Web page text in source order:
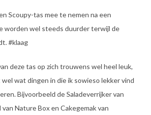
Scoupy-tas mee te nemen na een
worden wel steeds duurder terwijl de
#klaag
deze tas op zich trouwens wel heel leuk,
wat dingen in die ik sowieso lekker vind
Bijvoorbeeld de Saladeverrijker van
Nature Box en Cakegemak van